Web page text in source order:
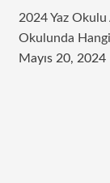
2024 Yaz
Okulunda
Mayıs 20, 2024